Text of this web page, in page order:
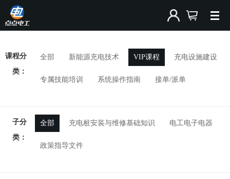
课程分
类：
全部 新能源充电技术 VIP课程 充电设施建设
专属技能培训 系统操作指南 接单/派单
子分
类：
全部 充电桩安装与维修基础知识 电工电子电器
政策指导文件